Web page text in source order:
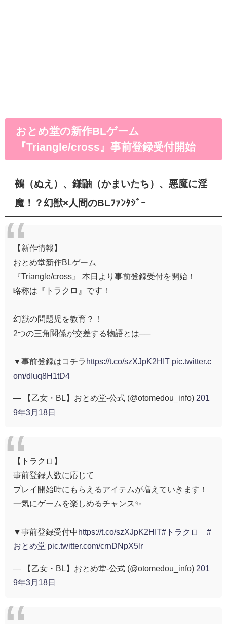
おとめ堂の新作BLゲーム
『Triangle/cross』事前登録受付開始
鵺（ぬえ）、鎌鼬（かまいたち）、悪魔に淫
魔！？幻獣×人間のBLﾌｧﾝﾀｼﾞｰ
【新作情報】
おとめ堂新作BLゲーム
『Triangle/cross』 本日より事前登録受付を開始！
略称は『トラクロ』です！
幻獣の問題児を教育？！
2つの三角関係が交差する物語とは──
▼事前登録はコチラ https://t.co/szXJpK2HIT pic.twitter.c
om/dIuq8H1tD4
— 【乙女・BL】おとめ堂-公式 (@otomedou_info) 201
9年3月18日
【トラクロ】
事前登録人数に応じて
プレイ開始時にもらえるアイテムが増えていきます！
一気にゲームを楽しめるチャンス✨
▼事前登録受付中 https://t.co/szXJpK2HIT#トラクロ
#
おとめ堂 pic.twitter.com/crnDNpX5lr
— 【乙女・BL】おとめ堂-公式 (@otomedou_info) 201
9年3月18日